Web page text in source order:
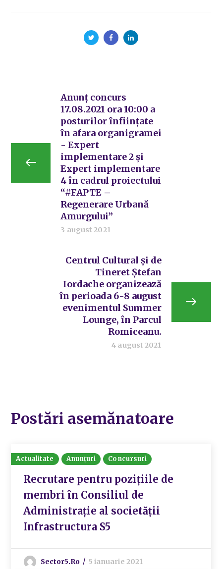
Anunț concurs
17.08.2021 ora 10:00 a
posturilor înființate
în afara organigramei
- Expert
implementare 2 și
Expert implementare
4 în cadrul proiectului
“#FAPTE –
Regenerare Urbană
Amurgului”
3 august 2021
Centrul Cultural şi de
Tineret Ştefan
Iordache organizează
în perioada 6-8 august
evenimentul Summer
Lounge, în Parcul
Romiceanu.
4 august 2021
Postări asemănatoare
Actualitate Anunțuri Concursuri
Recrutare pentru pozițiile de
membri în Consiliul de
Administrație al societății
Infrastructura S5
Sector5.ro 5 ianuarie 2021